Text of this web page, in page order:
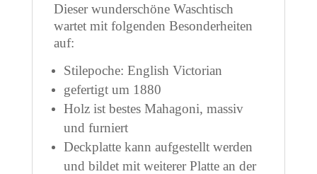
Dieser wunderschöne Waschtisch
wartet mit folgenden Besonderheiten
auf:
Stilepoche: English Victorian
gefertigt um 1880
Holz ist bestes Mahagoni, massiv
und furniert
Deckplatte kann aufgestellt werden
und bildet mit weiterer Platte an der